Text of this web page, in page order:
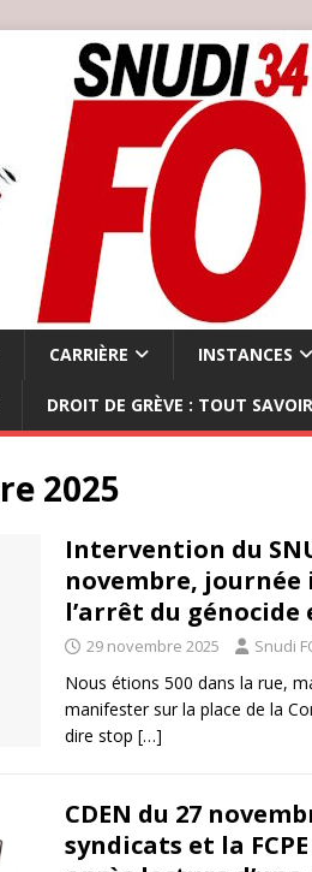
CARRIÈRE INSTANCES
DROIT DE GRÈVE : TOUT
2025
Intervention du
novembre,
l’arrêt du génocide
29 novembre 2025 Snudi
Nous étions 500 dans la rue,
manifester sur la place de la
dire stop […]
CDEN du 27
syndicats et la